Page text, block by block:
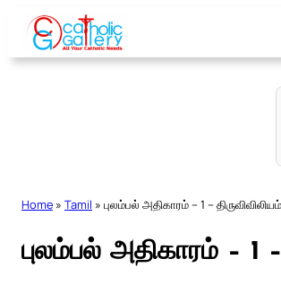
Skip
content
Home » Tamil » புலம்பல் அதிகாரம் – 1 – திருவிவிலியம்
புலம்பல் அதிகாரம் – 1 –